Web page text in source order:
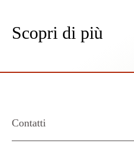
Scopri di più
Contatti